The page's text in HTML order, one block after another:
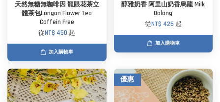
天然無糖無咖啡因 龍眼花茶立
體茶包Longan Flower Tea
Caffein Free
從NT$ 450 起
加入購物車
醇雅奶香 阿里山奶香烏龍 Milk
Oolong
從NT$ 425 起
加入購物車
優惠